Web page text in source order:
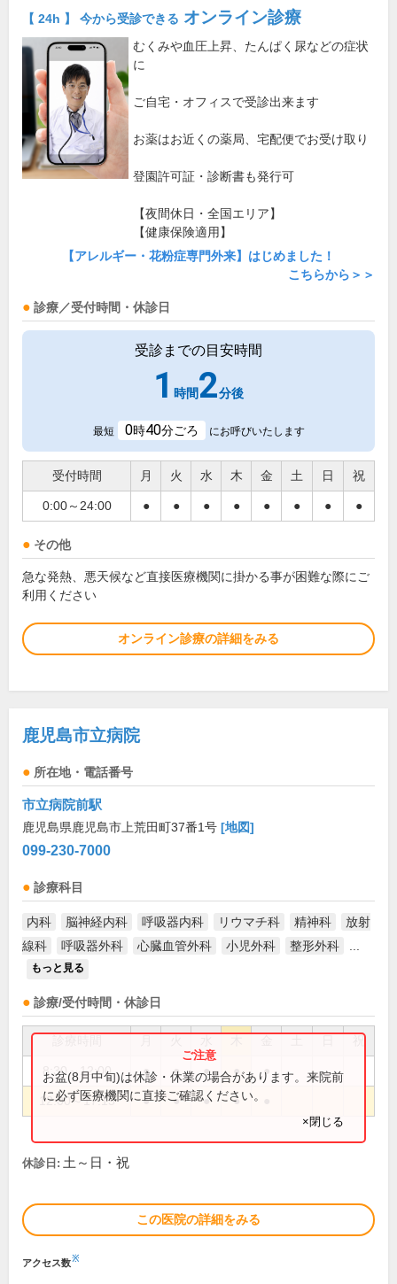
【 24h 】 今から受診できる オンライン診療
むくみや血圧上昇、たんぱく尿などの症状
に
ご自宅・オフィスで受診出来ます
お薬はお近くの薬局、宅配便でお受け取り
登園許可証・診断書も発行可
【夜間休日・全国エリア】
【健康保険適用】
【アレルギー・花粉症専門外来】はじめました！
こちらから＞＞
診療／受付時間・休診日
受診までの目安時間
1 時間2分後
最短 0時40分ごろ にお呼びいたします
受付時間 月 火 水 木 金 土 日 祝
0:00～24:00 ● ● ● ● ● ● ● ●
その他
急な発熱、悪天候など直接医療機関に掛かる事が困難な際にご
利用ください
オンライン診療の詳細をみる
鹿児島市立病院
所在地・電話番号
市立病院前駅
鹿児島県鹿児島市上荒田町37番1号 [地図]
099-230-7000
診療科目
内科 脳神経内科 呼吸器内科 リウマチ科 精神科
放射
線科
呼吸器外科 心臓血管外科 小児外科 整形外科
もっと見る
診療/受付時間・休診日
祝
8:30～12:00 ● ● ● ● ●
12:00～17:15 ● ● ● ●
お盆(8月中旬)は休診・休業の場合があります。来院前
に必ず医療機関に直接ご確認ください。
×閉じる
休診日: 土～日・祝
この医院の詳細をみる
アクセス数※